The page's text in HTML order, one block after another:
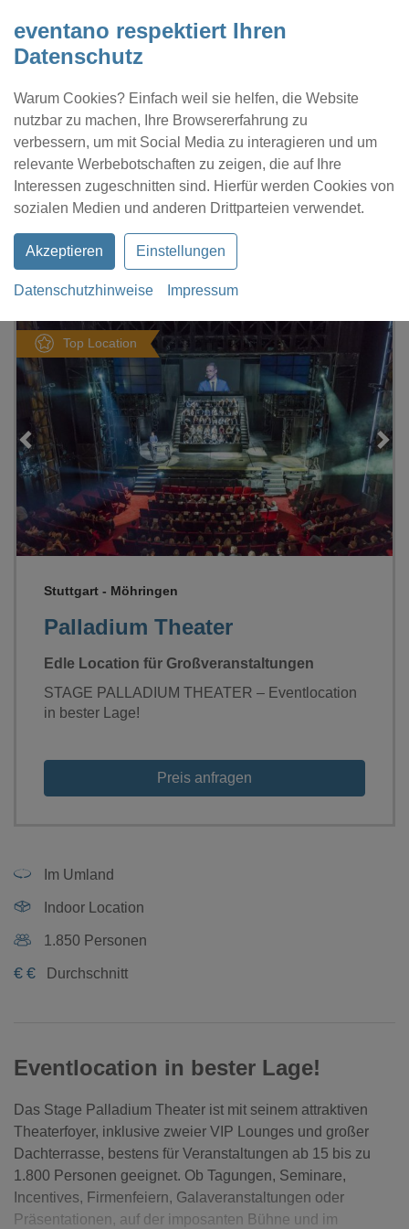
eventano respektiert Ihren
Datenschutz
Warum Cookies? Einfach weil sie helfen, die Website
nutzbar zu machen, Ihre Browsererfahrung zu
verbessern, um mit Social Media zu interagieren und um
relevante Werbebotschaften zu zeigen, die auf Ihre
Interessen zugeschnitten sind. Hierfür werden Cookies von
sozialen Medien und anderen Drittparteien verwendet.
Akzeptieren Einstellungen
Datenschutzhinweise Impressum
Kontakt Location eintragen Profil
Palladium Theater
Top Location
Loading...
Palladium Theater
Stuttgart - Möhringen
Edle Location für Großveranstaltungen
STAGE PALLADIUM THEATER – Eventlocation
in bester Lage!
Preis anfragen
Im Umland
Indoor Location
1.850 Personen
€ € Durchschnitt
Eventlocation in bester Lage!
Das Stage Palladium Theater ist mit seinem attraktiven
Theaterfoyer, inklusive zweier VIP Lounges und großer
Dachterrasse, bestens für Veranstaltungen ab 15 bis zu
1.800 Personen geeignet. Ob Tagungen, Seminare,
Incentives, Firmenfeiern, Galaveranstaltungen oder
Präsentationen, auf der imposanten Bühne und im